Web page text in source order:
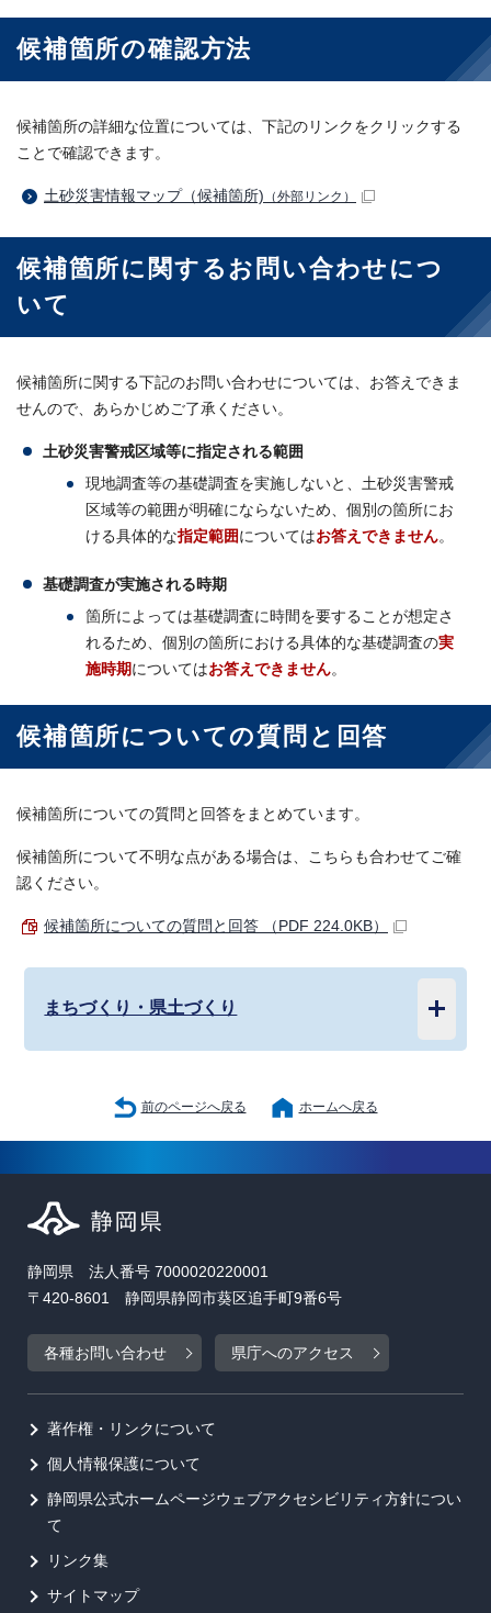
候補箇所の確認方法
候補箇所の詳細な位置については、下記のリンクをクリックする
ことで確認できます。
土砂災害情報マップ（候補箇所) （外部リンク）
候補箇所に関するお問い合わせにつ
いて
候補箇所に関する下記のお問い合わせについては、お答えできま
せんので、あらかじめご了承ください。
土砂災害警戒区域等に指定される範囲
現地調査等の基礎調査を実施しないと、土砂災害警戒
区域等の範囲が明確にならないため、個別の箇所にお
ける具体的な指定範囲 についてはお答えできません。
基礎調査が実施される時期
箇所によっては基礎調査に時間を要することが想定さ
れるため、個別の箇所における具体的な基礎調査の実
施時期 についてはお答えできません。
候補箇所についての質問と回答
候補箇所についての質問と回答をまとめています。
候補箇所について不明な点がある場合は、こちらも合わせてご確
認ください。
候補箇所についての質問と回答 （PDF 224.0KB）
まちづくり・県土づくり
前のページへ戻る ホームへ戻る
静岡県 法人番号 7000020220001
〒420-8601 静岡県静岡市葵区追手町9番6号
各種お問い合わせ 県庁へのアクセス
著作権・リンクについて
個人情報保護について
静岡県公式ホームページウェブアクセシビリティ方針につい
て
リンク集
サイトマップ